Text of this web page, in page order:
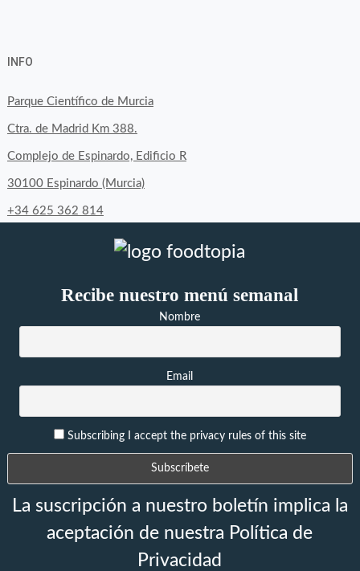
on
Facebook
on
Twitter
on
Instagram
INFO
Parque Científico de Murcia
Ctra. de Madrid Km 388.
Complejo de Espinardo, Edificio R
30100 Espinardo (Murcia)
+34 625 362 814
Recibe nuestro menú semanal
Nombre
Email
Subscribing I accept the privacy rules of this site
La suscripción a nuestro boletín implica la
aceptación de nuestra Política de
Privacidad